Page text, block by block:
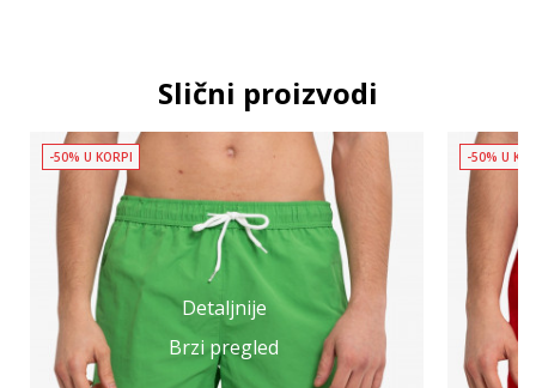
Slični proizvodi
Detaljnije
Brzi pregled
-50% U KORPI -50% U